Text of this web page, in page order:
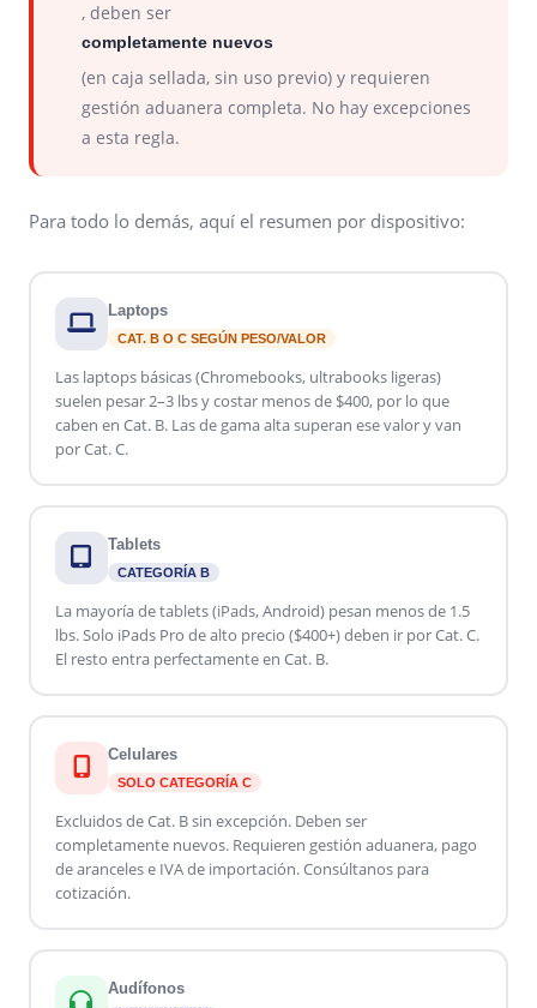
, deben ser
completamente nuevos
(en caja sellada, sin uso previo) y requieren
gestión aduanera completa. No hay excepciones
a esta regla.
Para todo lo demás, aquí el resumen por dispositivo:
Laptops
CAT. B O C SEGÚN PESO/VALOR
Las laptops básicas (Chromebooks, ultrabooks ligeras)
suelen pesar 2–3 lbs y costar menos de $400, por lo que
caben en Cat. B. Las de gama alta superan ese valor y van
por Cat. C.
Tablets
CATEGORÍA B
La mayoría de tablets (iPads, Android) pesan menos de 1.5
lbs. Solo iPads Pro de alto precio ($400+) deben ir por Cat. C.
El resto entra perfectamente en Cat. B.
Celulares
SOLO CATEGORÍA C
Excluidos de Cat. B sin excepción. Deben ser
completamente nuevos. Requieren gestión aduanera, pago
de aranceles e IVA de importación. Consúltanos para
cotización.
Audífonos